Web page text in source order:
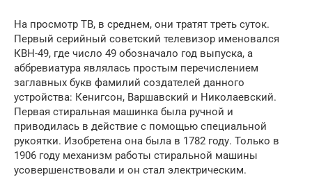
На просмотр ТВ, в среднем, они тратят треть суток.
Первый серийный советский телевизор именовался
КВН-49, где число 49 обозначало год выпуска, а
аббревиатура являлась простым перечислением
заглавных букв фамилий создателей данного
устройства: Кенигсон, Варшавский и Николаевский.
Первая стиральная машинка была ручной и
приводилась в действие с помощью специальной
рукоятки. Изобретена она была в 1782 году. Только в
1906 году механизм работы стиральной машины
усовершенствовали и он стал электрическим.